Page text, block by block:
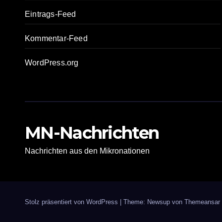
Eintrags-Feed
Kommentar-Feed
WordPress.org
MN-Nachrichten
Nachrichten aus den Mikronationen
Stolz präsentiert von WordPress Theme: Newsup von Themeansar